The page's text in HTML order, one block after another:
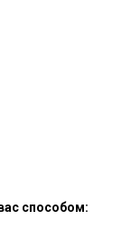
способом: